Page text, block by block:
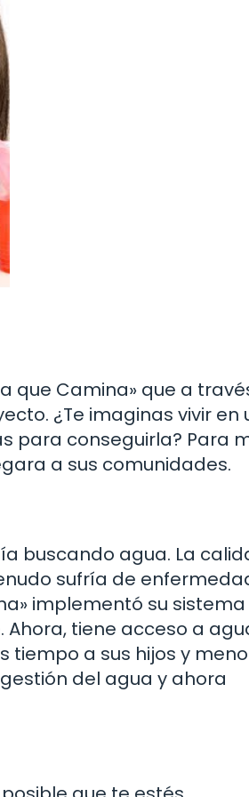
que Camina» que a
¿Te imaginas vivir en
para conseguirla? Para
a sus comunidades.
buscando agua. La
sufría de
implementó su sistema
tiene acceso a
tiempo a sus hijos y
del agua y ahora